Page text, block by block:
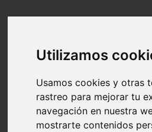
Utilizamos
Usamos cookies y otras
rastreo para mejorar tu
navegación en nuestra
mostrarte contenidos